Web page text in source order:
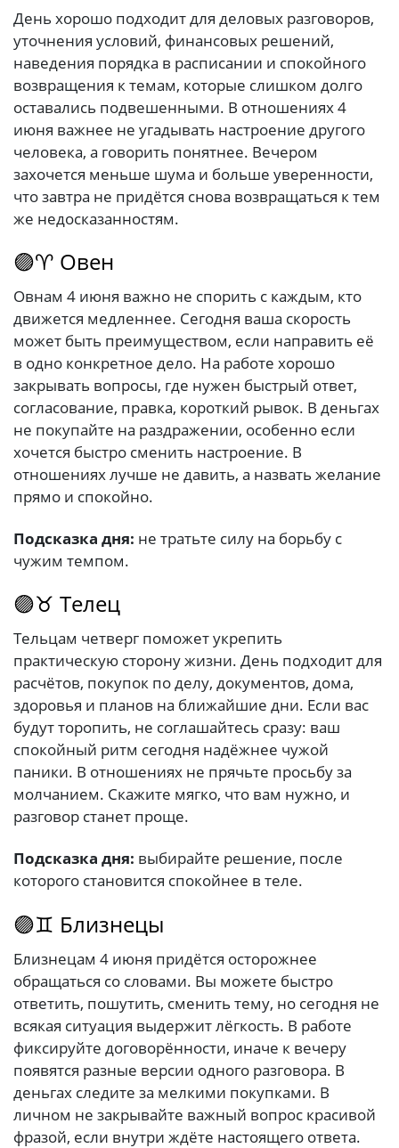
День хорошо подходит для деловых разговоров,
уточнения условий, финансовых решений,
наведения порядка в расписании и спокойного
возвращения к темам, которые слишком долго
оставались подвешенными. В отношениях 4
июня важнее не угадывать настроение другого
человека, а говорить понятнее. Вечером
захочется меньше шума и больше уверенности,
что завтра не придётся снова возвращаться к тем
же недосказанностям.
🟣♈ Овен
Овнам 4 июня важно не спорить с каждым, кто
движется медленнее. Сегодня ваша скорость
может быть преимуществом, если направить её
в одно конкретное дело. На работе хорошо
закрывать вопросы, где нужен быстрый ответ,
согласование, правка, короткий рывок. В деньгах
не покупайте на раздражении, особенно если
хочется быстро сменить настроение. В
отношениях лучше не давить, а назвать желание
прямо и спокойно.
Подсказка дня: не тратьте силу на борьбу с
чужим темпом.
🟣♉ Телец
Тельцам четверг поможет укрепить
практическую сторону жизни. День подходит для
расчётов, покупок по делу, документов, дома,
здоровья и планов на ближайшие дни. Если вас
будут торопить, не соглашайтесь сразу: ваш
спокойный ритм сегодня надёжнее чужой
паники. В отношениях не прячьте просьбу за
молчанием. Скажите мягко, что вам нужно, и
разговор станет проще.
Подсказка дня: выбирайте решение, после
которого становится спокойнее в теле.
🟣♊ Близнецы
Близнецам 4 июня придётся осторожнее
обращаться со словами. Вы можете быстро
ответить, пошутить, сменить тему, но сегодня не
всякая ситуация выдержит лёгкость. В работе
фиксируйте договорённости, иначе к вечеру
появятся разные версии одного разговора. В
деньгах следите за мелкими покупками. В
личном не закрывайте важный вопрос красивой
фразой, если внутри ждёте настоящего ответа.